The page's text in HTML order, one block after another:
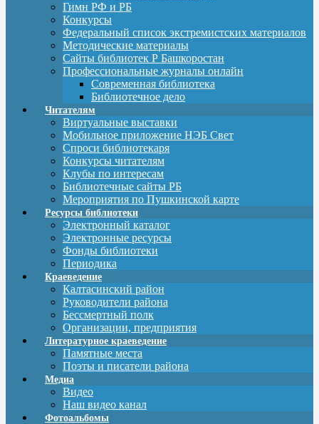
Гимн РФ и РБ
Конкурсы
Федеральный список экстремистских материалов
Методические материалы
Сайты библиотек Р Башкоростан
Профессиональные журналы онлайн
Современная библиотека
Библиотечное дело
Читателям
Виртуальные выставки
Мобильное приложение НЭБ Свет
Спроси библиотекаря
Конкурсы читателям
Клубы по интересам
Библиотечные сайты РБ
Мероприятия по Пушкинской карте
Ресурсы библиотеки
Электронный каталог
Электронные ресурсы
Фонды библиотеки
Периодика
Краеведение
Калтасинский район
Руководители района
Бессмертный полк
Организации, предприятия
Литературное краеведение
Памятные места
Поэты и писатели района
Медиа
Видео
Наш видео канал
Фотоальбомы